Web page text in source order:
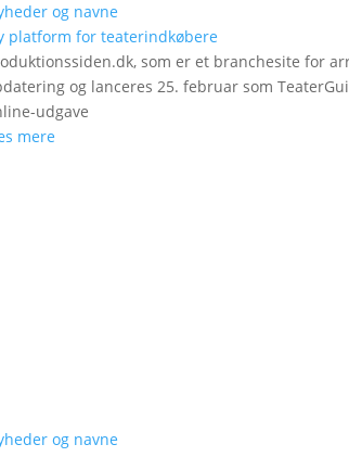
og navne
platform for teaterindkøbere
som er et branchesite for
og lanceres 25. februar som
udgave
mere
og navne